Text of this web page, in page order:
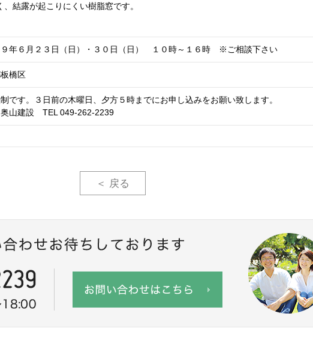
結露が起こりにくい樹脂窓です。
９年６月２３日（日）・３０日（日） １０時～１６時 ※ご相談下さい
橋区
です。３日前の木曜日、夕方５時までにお申し込みをお願い致します。
奥山建設 TEL 049-262-2239
＜ 戻る